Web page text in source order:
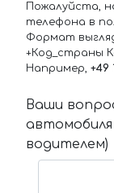
Пожалуйста,
телефона в
Формат
+Код_страны
Например, +49
Ваши
водителем)